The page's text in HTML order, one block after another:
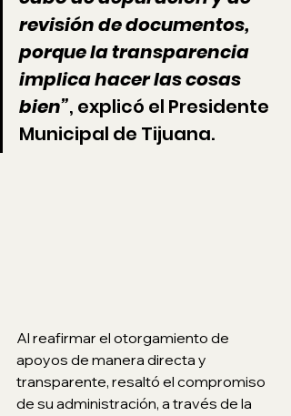
revisión de documentos,
porque la transparencia
implica hacer las cosas
bien”, explicó el Presidente
Municipal de Tijuana.
Al reafirmar el otorgamiento de
apoyos de manera directa y
transparente, resaltó el compromiso
de su administración, a través de la